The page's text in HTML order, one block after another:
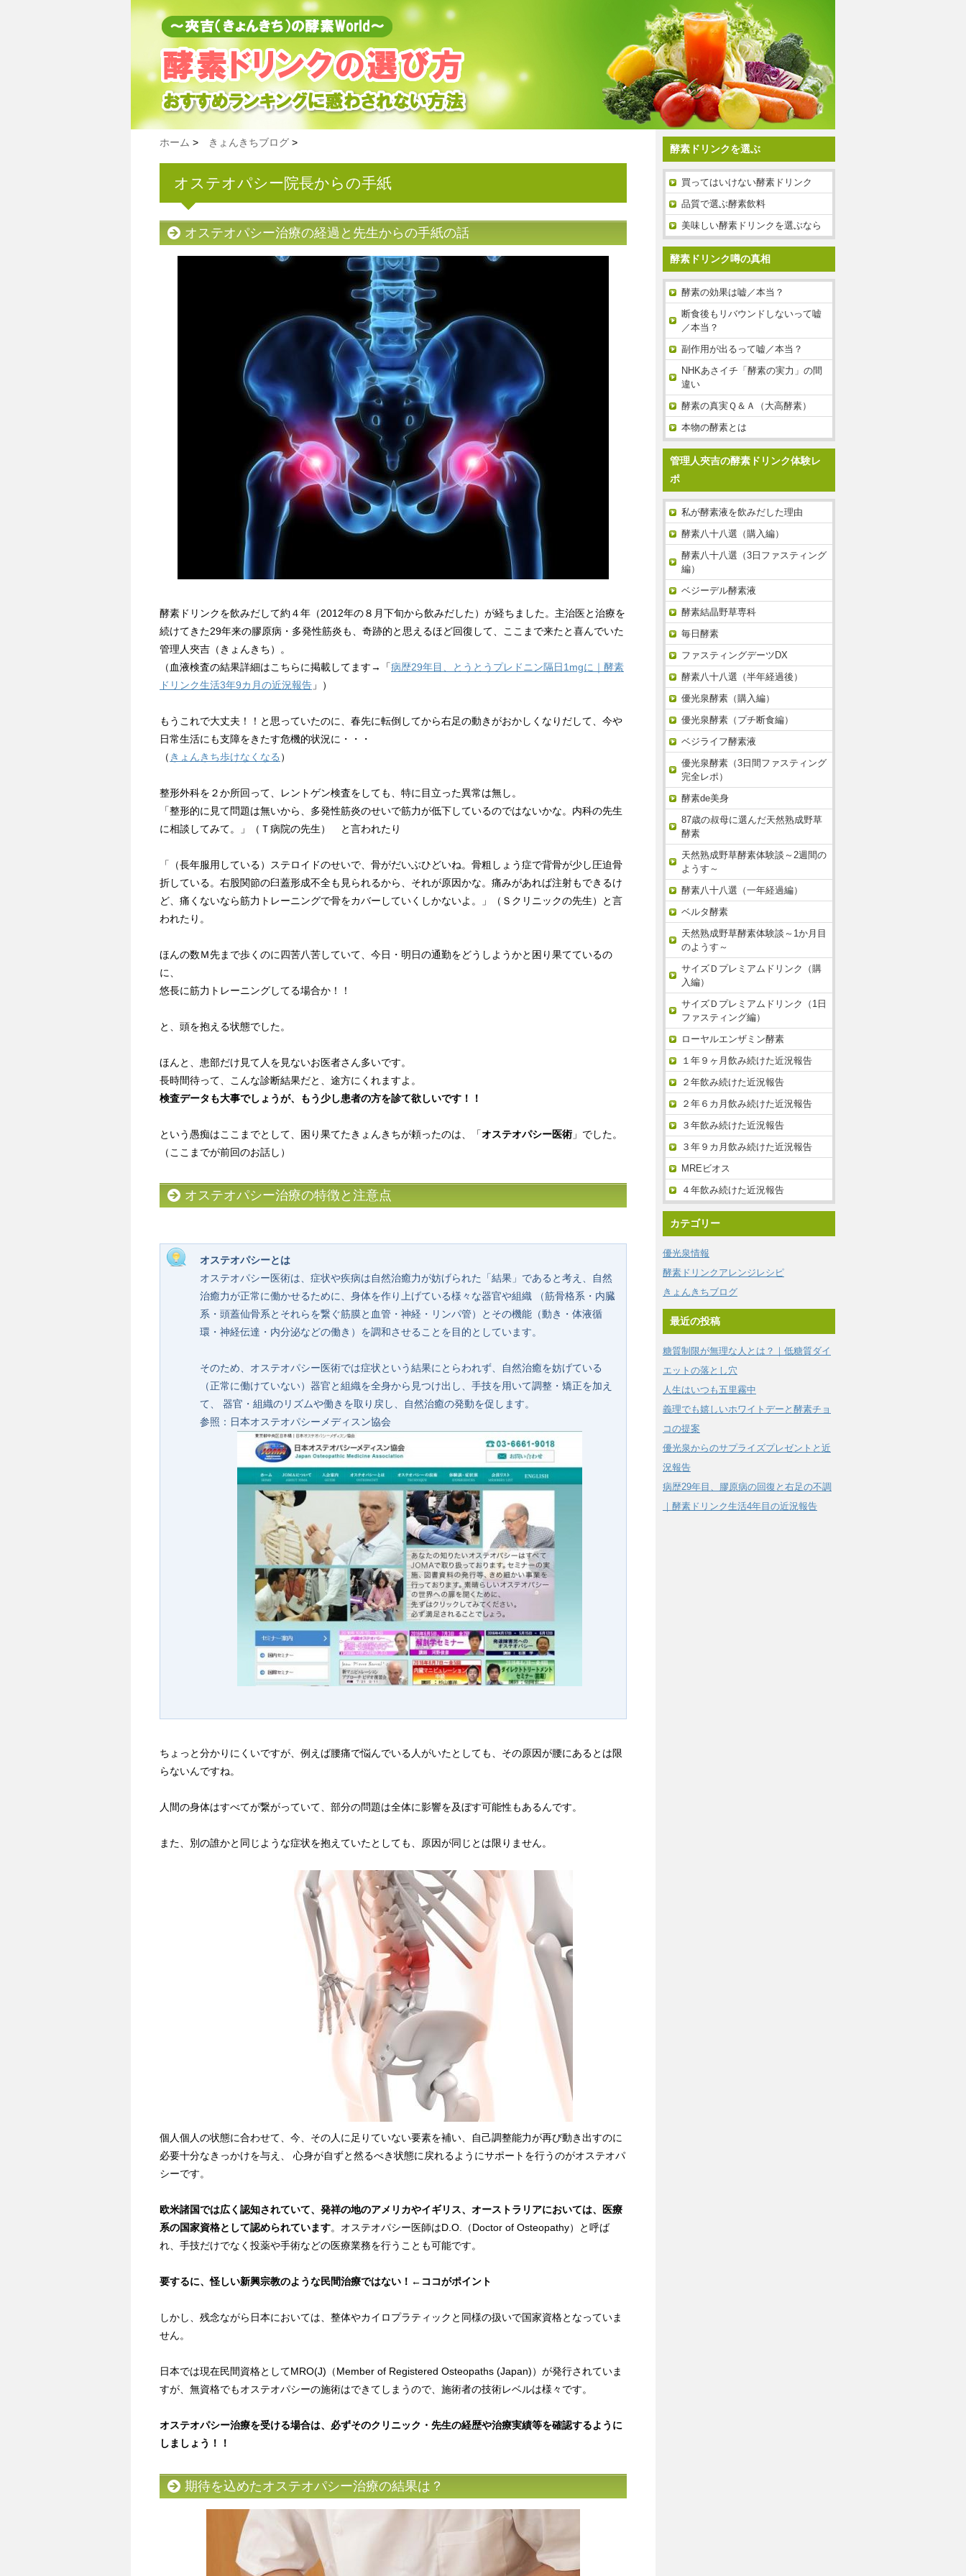
ホーム > きょんきちブログ >
オステオパシー院長からの手紙
オステオパシー治療の経過と先生からの手紙の話
酵素ドリンクを飲みだして約４年（2012年の８月下旬から飲みだした）が経ちました。主治医と治療を
続けてきた29年来の膠原病・多発性筋炎も、奇跡的と思えるほど回復して、ここまで来たと喜んでいた
管理人夾吉（きょんきち）。
（血液検査の結果詳細はこちらに掲載してます→「病歴29年目、とうとうプレドニン隔日1mgに｜酵素
ドリンク生活3年9カ月の近況報告 」）
もうこれで大丈夫！！と思っていたのに、春先に転倒してから右足の動きがおかしくなりだして、今や
日常生活にも支障をきたす危機的状況に・・・
（ きょんきち歩けなくなる ）
整形外科を２か所回って、レントゲン検査をしても、特に目立った異常は無し。
「整形的に見て問題は無いから、多発性筋炎のせいで筋力が低下しているのではないかな。内科の先生
に相談してみて。」（Ｔ病院の先生） と言われたり
「（長年服用している）ステロイドのせいで、骨がだいぶひどいね。骨粗しょう症で背骨が少し圧迫骨
折している。右股関節の臼蓋形成不全も見られるから、それが原因かな。痛みがあれば注射もできるけ
ど、痛くないなら筋力トレーニングで骨をカバーしていくしかないよ。」（Ｓクリニックの先生）と言
われたり。
ほんの数Ｍ先まで歩くのに四苦八苦していて、今日・明日の通勤をどうしようかと困り果てているの
に、
悠長に筋力トレーニングしてる場合か！！
と、頭を抱える状態でした。
ほんと、患部だけ見て人を見ないお医者さん多いです。
長時間待って、こんな診断結果だと、途方にくれますよ。
検査データも大事でしょうが、もう少し患者の方を診て欲しいです！！
という愚痴はここまでとして、困り果てたきょんきちが頼ったのは、「オステオパシー医術 」でした。
（ここまでが前回のお話し）
オステオパシー治療の特徴と注意点
オステオパシーとは
オステオパシー医術は、症状や疾病は自然治癒力が妨げられた「結果」であると考え、自然
治癒力が正常に働かせるために、身体を作り上げている様々な器官や組織 （筋骨格系・内臓
系・頭蓋仙骨系とそれらを繋ぐ筋膜と血管・神経・リンパ管）とその機能（動き・体液循
環・神経伝達・内分泌などの働き）を調和させることを目的としています。
そのため、オステオパシー医術では症状という結果にとらわれず、自然治癒を妨げている
（正常に働けていない）器官と組織を全身から見つけ出し、手技を用いて調整・矯正を加え
て、 器官・組織のリズムや働きを取り戻し、自然治癒の発動を促します。
参照：日本オステオパシーメディスン協会
ちょっと分かりにくいですが、例えば腰痛で悩んでいる人がいたとしても、その原因が腰にあるとは限
らないんですね。
人間の身体はすべてが繋がっていて、部分の問題は全体に影響を及ぼす可能性もあるんです。
また、別の誰かと同じような症状を抱えていたとしても、原因が同じとは限りません。
個人個人の状態に合わせて、今、その人に足りていない要素を補い、自己調整能力が再び動き出すのに
必要十分なきっかけを与え、 心身が自ずと然るべき状態に戻れるようにサポートを行うのがオステオパ
シーです。
欧米諸国では広く認知されていて、発祥の地のアメリカやイギリス、オーストラリアにおいては、医療
系の国家資格として認められています。オステオパシー医師はD.O.（Doctor of Osteopathy）と呼ば
れ、手技だけでなく投薬や手術などの医療業務を行うことも可能です。
要するに、怪しい新興宗教のような民間治療ではない！←ココがポイント
しかし、残念ながら日本においては、整体やカイロプラティックと同様の扱いで国家資格となっていま
せん。
日本では現在民間資格としてMRO(J)（Member of Registered Osteopaths (Japan)）が発行されていま
すが、無資格でもオステオパシーの施術はできてしまうので、施術者の技術レベルは様々です。
オステオパシー治療を受ける場合は、必ずそのクリニック・先生の経歴や治療実績等を確認するように
しましょう！！
期待を込めたオステオパシー治療の結果は？
酵素ドリンクを選ぶ
買ってはいけない酵素ドリンク
品質で選ぶ酵素飲料
美味しい酵素ドリンクを選ぶなら
酵素ドリンク噂の真相
酵素の効果は嘘／本当？
断食後もリバウンドしないって嘘
／本当？
副作用が出るって嘘／本当？
NHKあさイチ「酵素の実力」の間
違い
酵素の真実Ｑ＆Ａ（大高酵素）
本物の酵素とは
管理人夾吉の酵素ドリンク体験レ
ポ
私が酵素液を飲みだした理由
酵素八十八選（購入編）
酵素八十八選（3日ファスティング
編）
ベジーデル酵素液
酵素結晶野草専科
毎日酵素
ファスティングデーツDX
酵素八十八選（半年経過後）
優光泉酵素（購入編）
優光泉酵素（プチ断食編）
ベジライフ酵素液
優光泉酵素（3日間ファスティング
完全レポ）
酵素de美身
87歳の叔母に選んだ天然熟成野草
酵素
天然熟成野草酵素体験談～2週間の
ようす～
酵素八十八選（一年経過編）
ベルタ酵素
天然熟成野草酵素体験談～1か月目
のようす～
サイズＤプレミアムドリンク（購
入編）
サイズＤプレミアムドリンク（1日
ファスティング編）
ローヤルエンザミン酵素
１年９ヶ月飲み続けた近況報告
２年飲み続けた近況報告
２年６カ月飲み続けた近況報告
３年飲み続けた近況報告
３年９カ月飲み続けた近況報告
MREビオス
４年飲み続けた近況報告
カテゴリー
優光泉情報
酵素ドリンクアレンジレシピ
きょんきちブログ
最近の投稿
糖質制限が無理な人とは？｜低糖質ダイ
エットの落とし穴
人生はいつも五里霧中
義理でも嬉しいホワイトデーと酵素チョ
コの提案
優光泉からのサプライズプレゼントと近
況報告
病歴29年目、膠原病の回復と右足の不調
｜酵素ドリンク生活4年目の近況報告